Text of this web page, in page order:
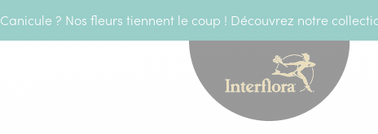
Canicule ? Nos fleurs tiennent le coup ! Découvrez notre